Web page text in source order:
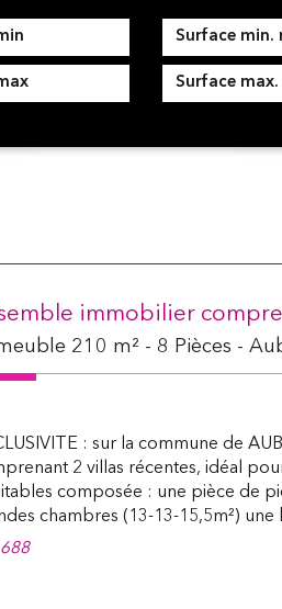
immobilier
210 m² - 8 Pièces -
: sur la commune de
2 villas récentes, idéal
composée : une pièce de
chambres (13-13-15,5m²) une